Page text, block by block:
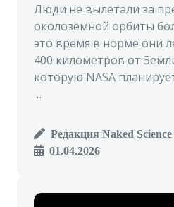
Люди не вылетали за
околоземной орбиты
это время в норме они
400 километров от
которую NASA
…
Редакция Naked Science
01.04.2026